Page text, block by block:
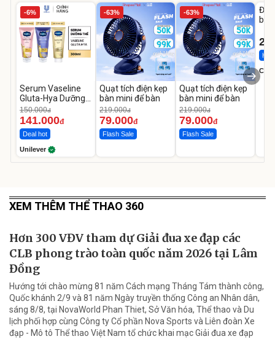
-6%
Serum Vaseline
Gluta-Hya Dưỡng
Da Sáng Mịn Sau 7
Ngày
150.000đ
141.000đ
Deal hot
Unilever
-63%
Quạt tích điện kẹp
bàn mini để bàn
219.000đ
79.000đ
Flash Sale
-63%
Quạt tích điện kẹp
bàn mini để bàn
219.000đ
79.000đ
Flash Sale
Đai
bé
Hot
XEM THÊM THỂ THAO 360
Hơn 300 VĐV tham dự Giải đua xe đạp các
CLB phong trào toàn quốc năm 2026 tại Lâm
Đồng
Hướng tới chào mừng 81 năm Cách mạng Tháng Tám thành công,
Quốc khánh 2/9 và 81 năm Ngày truyền thống Công an Nhân dân,
sáng 8/8, tại NovaWorld Phan Thiet, Sở Văn hóa, Thể thao và Du
lịch phối hợp cùng Công ty Cổ phần Nova Sports và Liên đoàn Xe
đạp - Mô tô Thể thao Việt Nam tổ chức khai mạc Giải đua xe đạp